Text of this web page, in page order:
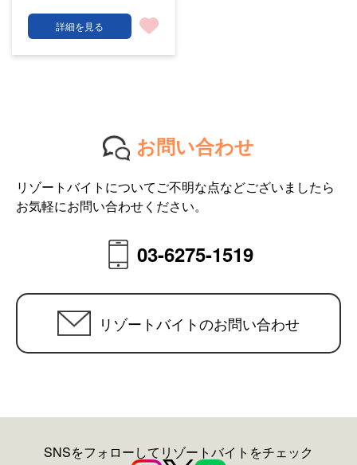
詳細を見る
お問い合わせ
リゾートバイトについてご不明な点などございましたら
お気軽にお問い合わせください。
03-6275-1519
リゾートバイトのお問い合わせ
SNSをフォローしてリゾートバイトをチェック